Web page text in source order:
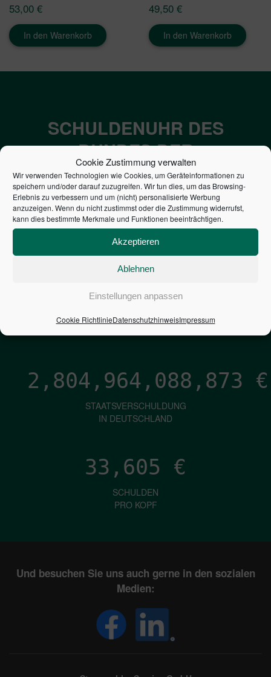
Cookie Zustimmung verwalten
Wir verwenden Technologien wie Cookies, um Geräteinformationen zu
speichern und/oder darauf zuzugreifen. Wir tun dies, um das Browsing-
Erlebnis zu verbessern und um (nicht) personalisierte Werbung
anzuzeigen. Wenn du nicht zustimmst oder die Zustimmung widerrufst,
kann dies bestimmte Merkmale und Funktionen beeinträchtigen.
Akzeptieren
Ablehnen
Einstellungen anpassen
Cookie RichtlinieDatenschutzhinweisImpressum
53,00 €
In den Warenkorb
49,50 €
In den Warenkorb
SCHULDENUHR DES
BUNDES DER
STEUERZAHLER
7,052€
NEUVERSCHULDUNG
PRO SEKUNDE
1,601€
ZINSEN
2,804,964,090,128 €
STAATSVERSCHULDUNG
IN DEUTSCHLAND
33,605 €
SCHULDEN
PRO KOPF
Und besuchen Sie uns auch gerne in den sozialen
Medien: